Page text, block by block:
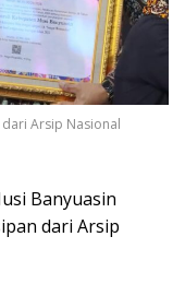
Arsip Nasional
Banyuasin
dari Arsip